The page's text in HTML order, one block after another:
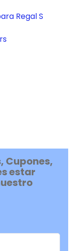
Regal S
Cupones,
estar